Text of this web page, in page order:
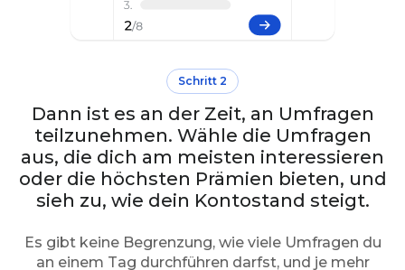
Schritt 2
Dann ist es an der Zeit, an Umfragen
teilzunehmen. Wähle die Umfragen
aus, die dich am meisten interessieren
oder die höchsten Prämien bieten, und
sieh zu, wie dein Kontostand steigt.
Es gibt keine Begrenzung, wie viele Umfragen du
an einem Tag durchführen darfst, und je mehr